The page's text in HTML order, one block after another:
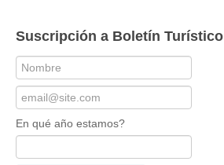
Suscripción a Boletín Turístico
En qué año estamos?